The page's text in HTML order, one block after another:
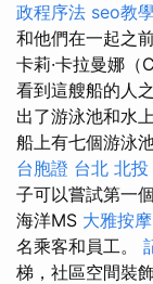
政程序法 seo教
和他們在一起之
卡莉·卡拉曼娜（
看到這艘船的人
出了游泳池和水
船上有七個游泳
台胞證 台北 北投
子可以嘗試第一
海洋MS 大雅按摩
名乘客和員工。
梯，社區空間裝